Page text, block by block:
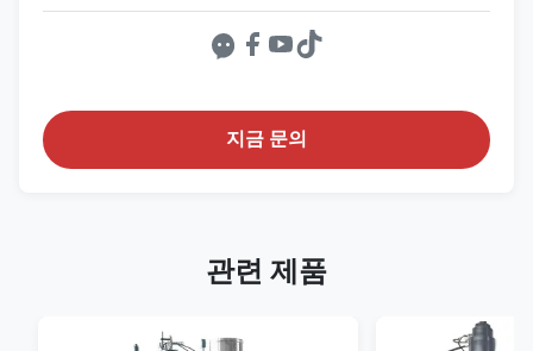
지금 문의
관련 제품